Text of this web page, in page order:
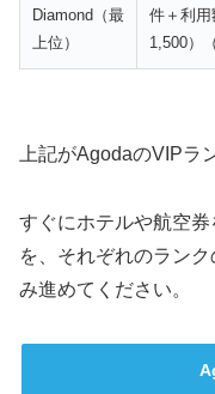
Diamond（最
上位）
件＋利
1,500）
上記がAgodaのVIPラ
すぐにホテルや航空
を、それぞれのラン
み進めてください。